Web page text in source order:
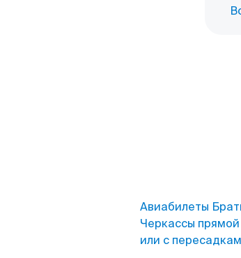
Авиабилеты
Черкассы
или с